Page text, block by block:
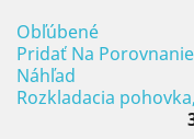
Obľúbené
Pridať Na Porovnanie
Náhľad
Rozkladacia